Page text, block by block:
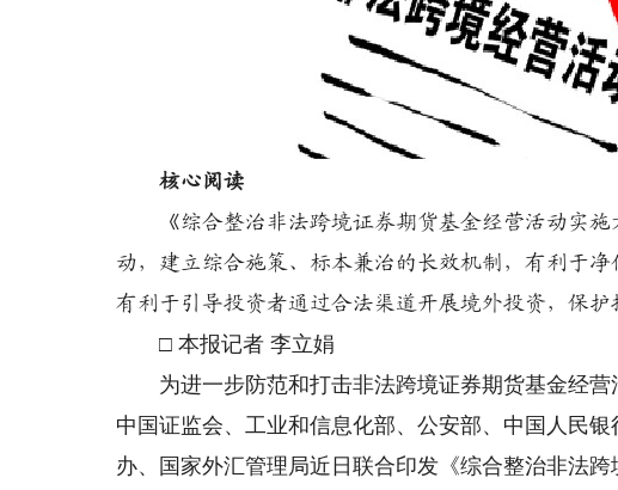
核心阅读
《综合整治非法跨境证券期货基金经营活动实施
动，建立综合施策、标本兼治的长效机制，有利于
有利于引导投资者通过合法渠道开展境外投资，保护
□ 本报记者 李立娟
为进一步防范和打击非法跨境证券期货基金经营
中国证监会、工业和信息化部、公安部、中国人民
办、国家外汇管理局近日联合印发《综合整治非法